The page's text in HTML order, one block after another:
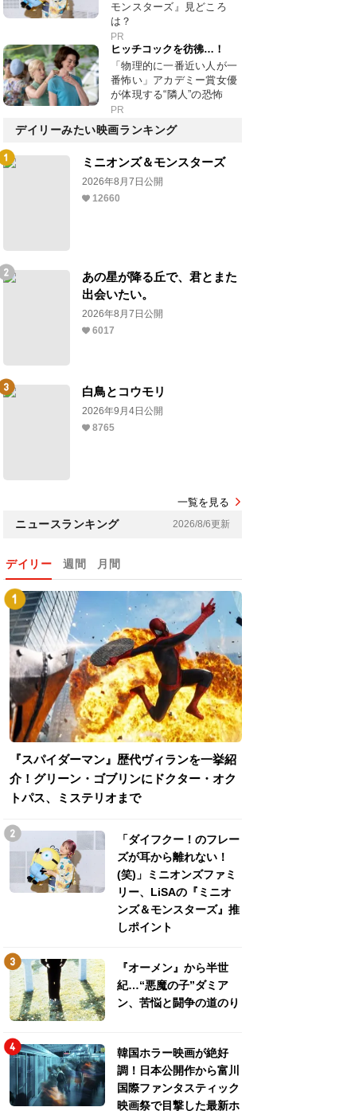
モンスターズ』見どころ
は？
PR
ヒッチコックを彷彿…！
「物理的に一番近い人が一
番怖い」アカデミー賞女優
が体現する“隣人”の恐怖
PR
デイリーみたい映画ランキング
ミニオンズ＆モンスターズ
2026年8月7日公開
12660
あの星が降る丘で、君とまた
出会いたい。
2026年8月7日公開
6017
白鳥とコウモリ
2026年9月4日公開
8765
一覧を見る
ニュースランキング 2026/8/6更新
デイリー 週間 月間
『スパイダーマン』歴代ヴィランを一挙紹
介！グリーン・ゴブリンにドクター・オク
トパス、ミステリオまで
「ダイフクー！のフレー
ズが耳から離れない！
(笑)」ミニオンズファミ
リー、LiSAの『ミニオ
ンズ＆モンスターズ』推
しポイント
『オーメン』から半世
紀…“悪魔の子”ダミア
ン、苦悩と闘争の道のり
韓国ホラー映画が絶好
調！日本公開作から富川
国際ファンタスティック
映画祭で目撃した最新ホ